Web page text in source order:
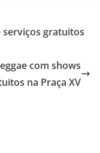
serviços gratuitos
com shows
na Praça XV